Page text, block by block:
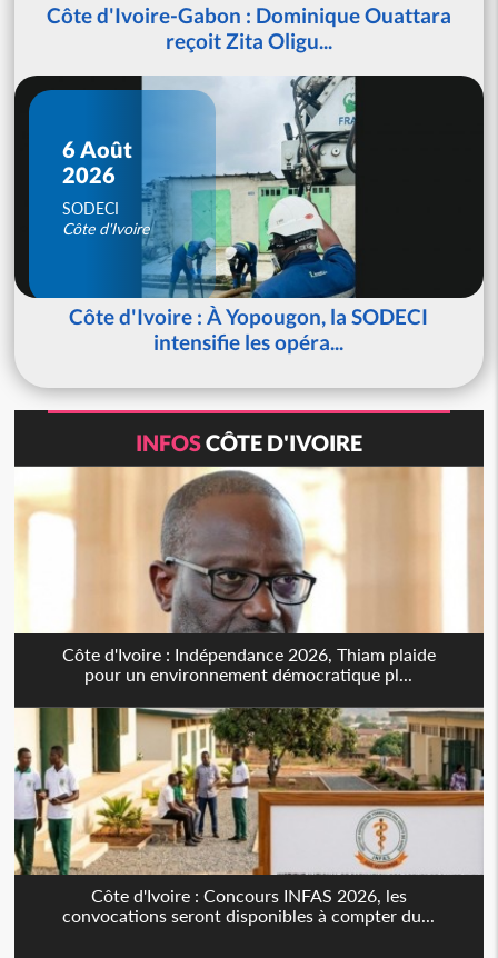
Côte d'Ivoire-Gabon : Dominique Ouattara
reçoit Zita Oligu...
6 Août
2026
SODECI
Côte d'Ivoire
Côte d'Ivoire : À Yopougon, la SODECI
intensifie les opéra...
INFOSCÔTE D'IVOIRE
Côte d'Ivoire : Indépendance 2026, Thiam plaide
pour un environnement démocratique pl...
Côte d'Ivoire : Concours INFAS 2026, les
convocations seront disponibles à compter du...